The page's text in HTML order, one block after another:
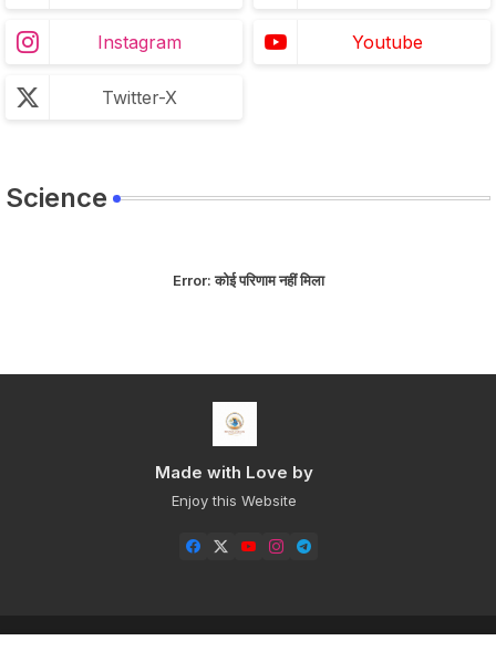
Instagram Youtube
Twitter-X
Science
Error:कोई परिणाम नहीं मिला
Made with Love by
Enjoy this Website